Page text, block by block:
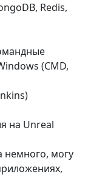
Redis,
(CMD,
на Unreal
немного, могу